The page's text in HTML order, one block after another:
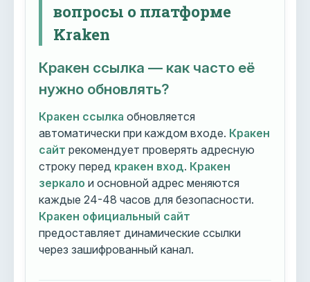
вопросы о платформе
Kraken
Кракен ссылка — как часто её
нужно обновлять?
Кракен ссылка обновляется
автоматически при каждом входе. Кракен
сайт рекомендует проверять адресную
строку перед кракен вход. Кракен
зеркало и основной адрес меняются
каждые 24-48 часов для безопасности.
Кракен официальный сайт
предоставляет динамические ссылки
через зашифрованный канал.